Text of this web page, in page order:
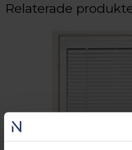
Relaterade